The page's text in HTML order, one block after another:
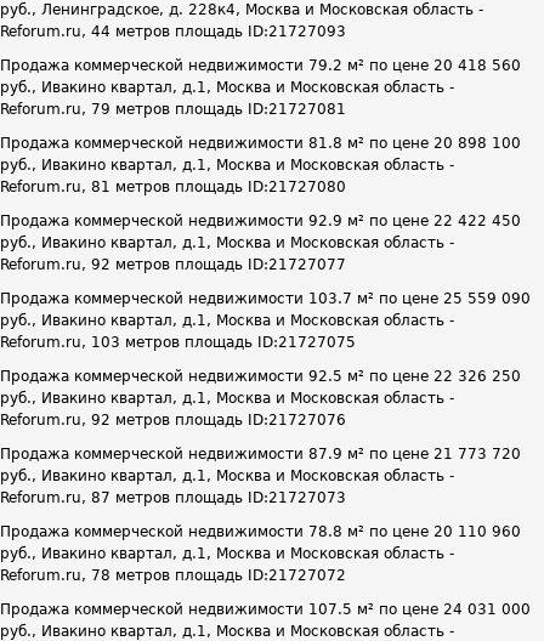
руб., Ленинградское, д. 228к4, Москва и Московская область -
Reforum.ru, 44 метров площадь ID:21727093
Продажа коммерческой недвижимости 79.2 м² по цене 20 418 560
руб., Ивакино квартал, д.1, Москва и Московская область -
Reforum.ru, 79 метров площадь ID:21727081
Продажа коммерческой недвижимости 81.8 м² по цене 20 898 100
руб., Ивакино квартал, д.1, Москва и Московская область -
Reforum.ru, 81 метров площадь ID:21727080
Продажа коммерческой недвижимости 92.9 м² по цене 22 422 450
руб., Ивакино квартал, д.1, Москва и Московская область -
Reforum.ru, 92 метров площадь ID:21727077
Продажа коммерческой недвижимости 103.7 м² по цене 25 559 090
руб., Ивакино квартал, д.1, Москва и Московская область -
Reforum.ru, 103 метров площадь ID:21727075
Продажа коммерческой недвижимости 92.5 м² по цене 22 326 250
руб., Ивакино квартал, д.1, Москва и Московская область -
Reforum.ru, 92 метров площадь ID:21727076
Продажа коммерческой недвижимости 87.9 м² по цене 21 773 720
руб., Ивакино квартал, д.1, Москва и Московская область -
Reforum.ru, 87 метров площадь ID:21727073
Продажа коммерческой недвижимости 78.8 м² по цене 20 110 960
руб., Ивакино квартал, д.1, Москва и Московская область -
Reforum.ru, 78 метров площадь ID:21727072
Продажа коммерческой недвижимости 107.5 м² по цене 24 031 000
руб., Ивакино квартал, д.1, Москва и Московская область -